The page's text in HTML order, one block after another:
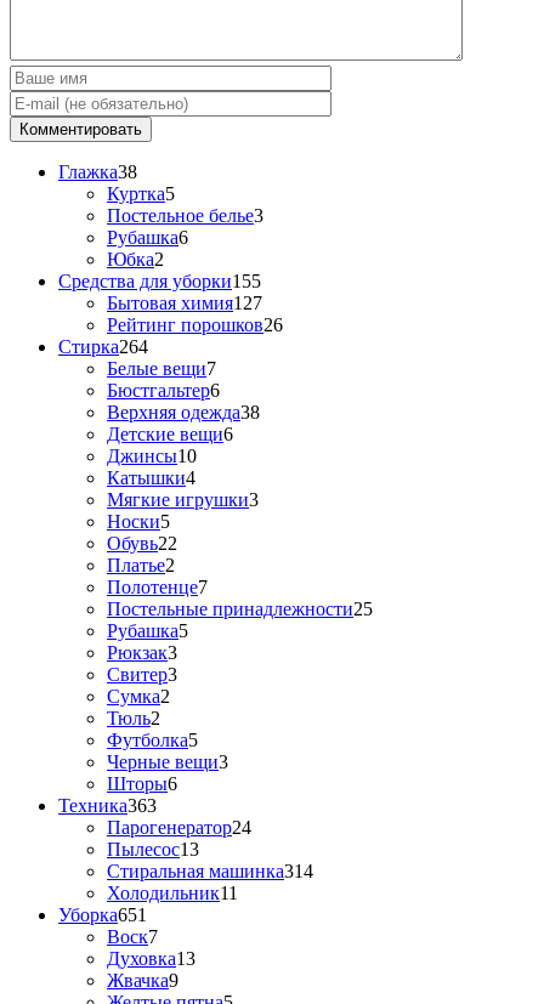
Глажка38
Куртка5
Постельное белье3
Рубашка6
Юбка2
Средства для уборки155
Бытовая химия127
Рейтинг порошков26
Стирка264
Белые вещи7
Бюстгальтер6
Верхняя одежда38
Детские вещи6
Джинсы10
Катышки4
Мягкие игрушки3
Носки5
Обувь22
Платье2
Полотенце7
Постельные принадлежности25
Рубашка5
Рюкзак3
Свитер3
Сумка2
Тюль2
Футболка5
Черные вещи3
Шторы6
Техника363
Парогенератор24
Пылесос13
Стиральная машинка314
Холодильник11
Уборка651
Воск7
Духовка13
Жвачка9